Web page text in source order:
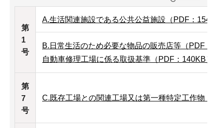
第
1
号
A.生活関連施設である公共公益施設（PDF：
B.日常生活のため必要な物品の販売店等（PDF：
自動車修理工場に係る取扱基準（PDF：140KB）
第
7
号
C.既存工場との関連工場又は第一種特定工作物（